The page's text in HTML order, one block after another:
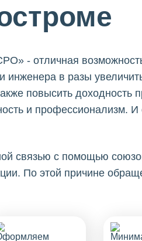
- отличная
инженера в разы
повысить доходность
и профессионализм. И
связью с помощью
По этой причине